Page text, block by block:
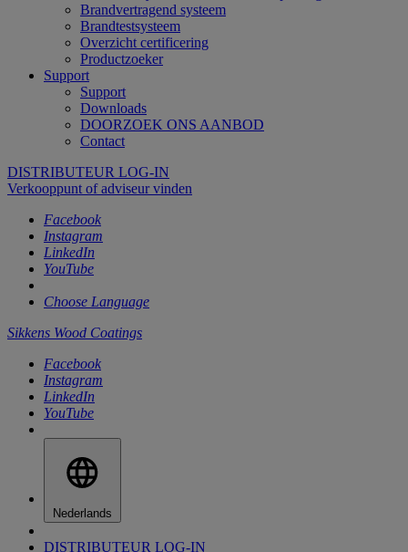
Brandvertragend systeem
Brandtestsysteem
Overzicht certificering
Productzoeker
Support
Support
Downloads
DOORZOEK ONS AANBOD
Contact
DISTRIBUTEUR LOG-IN
Verkooppunt of adviseur vinden
Facebook
Instagram
LinkedIn
YouTube
Choose Language
Sikkens Wood Coatings
Facebook
Instagram
LinkedIn
YouTube
Nederlands
DISTRIBUTEUR LOG-IN